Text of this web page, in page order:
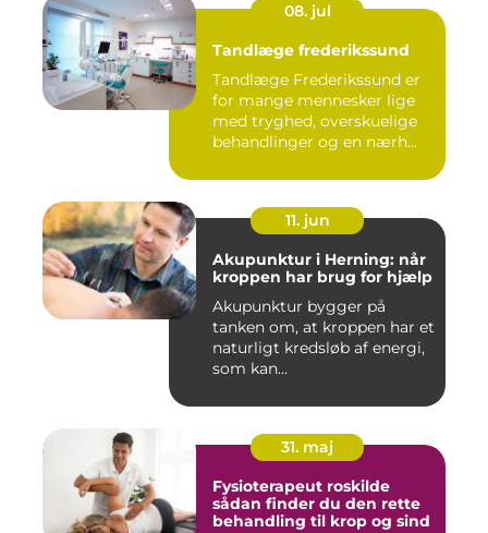
08. jul
Tandlæge frederikssund
Tandlæge Frederikssund er
for mange mennesker lige
med tryghed, overskuelige
behandlinger og en nærh...
11. jun
Akupunktur i Herning: når
kroppen har brug for hjælp
Akupunktur bygger på
tanken om, at kroppen har et
naturligt kredsløb af energi,
som kan...
31. maj
Fysioterapeut roskilde
sådan finder du den rette
behandling til krop og sind